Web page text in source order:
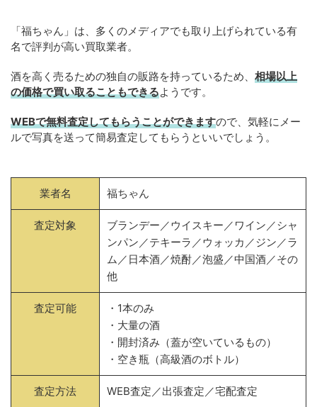
「福ちゃん」は、多くのメディアでも取り上げられている有
名で評判が高い買取業者。
酒を高く売るための独自の販路を持っているため、 相場以上
の価格で買い取ることもできるようです。
WEBで無料査定してもらうことができますので、気軽にメー
ルで写真を送って簡易査定してもらうといいでしょう。
業者名 福ちゃん
査定対象
ブランデー／ウイスキー／ワイン／シャ
ンパン／テキーラ／ウォッカ／ジン／ラ
ム／日本酒／焼酎／泡盛／中国酒／その
他
査定可能
・1本のみ
・大量の酒
・開封済み（蓋が空いているもの）
・空き瓶（高級酒のボトル）
査定方法 WEB査定／出張査定／宅配査定